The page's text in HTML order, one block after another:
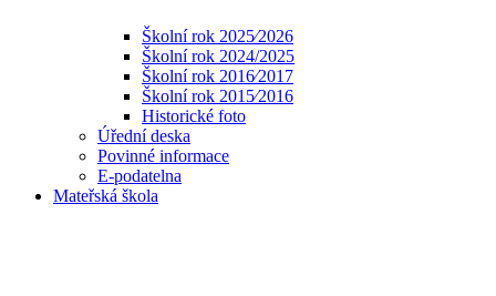
Školní rok 2025⁄2026
Školní rok 2024/2025
Školní rok 2016⁄2017
Školní rok 2015⁄2016
Historické foto
Úřední deska
Povinné informace
E-podatelna
Mateřská škola